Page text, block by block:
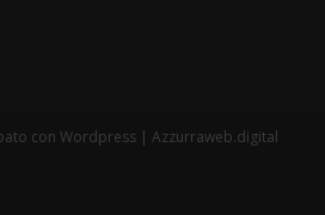
con Wordpress | Azzurraweb.digital